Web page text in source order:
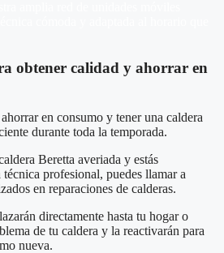
obtener calidad y ahorrar en
en consumo y tener una caldera
durante toda la temporada.
Beretta averiada y estás
profesional, puedes llamar a
en reparaciones de calderas.
directamente hasta tu hogar o
de tu caldera y la reactivarán para
nueva.